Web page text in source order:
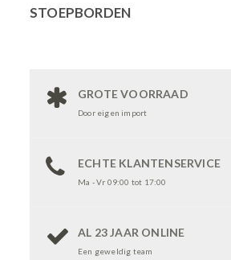
STOEPBORDEN
GROTE VOORRAAD
Door eigen import
ECHTE KLANTENSERVICE
Ma - Vr 09:00 tot 17:00
AL 23 JAAR ONLINE
Een geweldig team